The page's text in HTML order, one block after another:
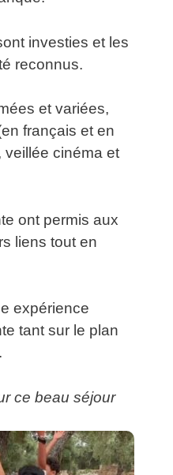
investies et les
reconnus.
et variées,
français et en
veillée cinéma et
ont permis aux
liens tout en
expérience
tant sur le plan
ce beau séjour